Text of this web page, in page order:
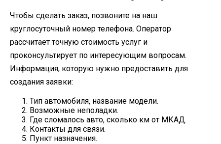
Чтобы сделать заказ, позвоните на наш
круглосуточный номер телефона. Оператор
рассчитает точную стоимость услуг и
проконсультирует по интересующим вопросам.
Информация, которую нужно предоставить для
создания заявки:
Тип автомобиля, название модели.
Возможные неполадки.
Где сломалось авто, сколько км от МКАД.
Контакты для связи.
Пункт назначения.